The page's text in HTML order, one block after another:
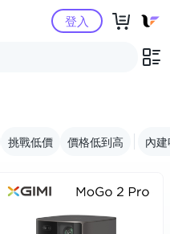
購物中心登入
挑戰低價 價格低到高 內